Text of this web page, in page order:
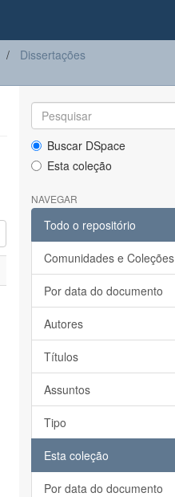
Dissertações
Buscar DSpace
Esta coleção
NAVEGAR
Todo o repositório
Comunidades e Coleções
Por data do documento
Autores
Títulos
Assuntos
Tipo
Esta coleção
Por data do documento